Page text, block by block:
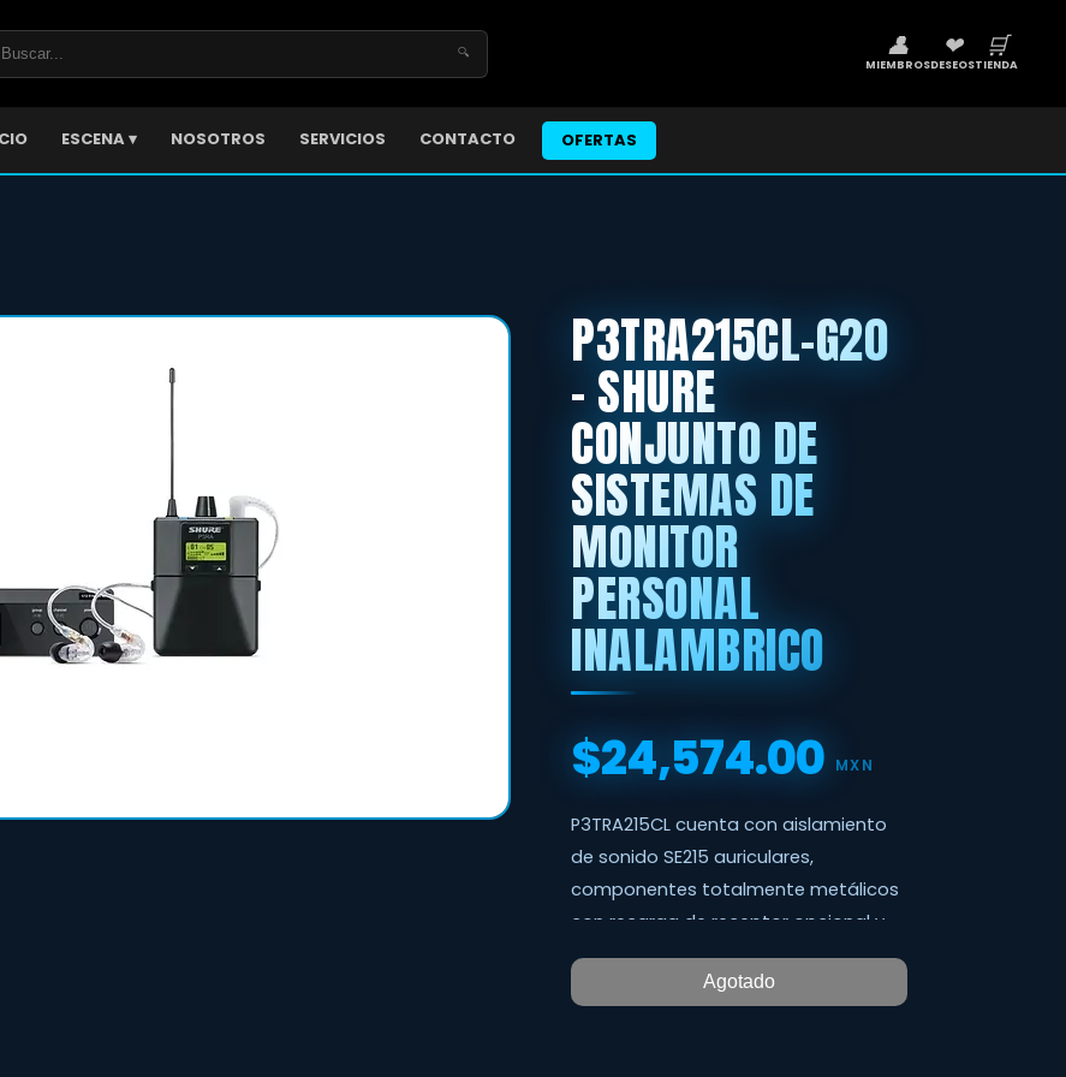
🔍 👤
MIEMBROS
❤
DESEOS
🛒
TIENDA
ESCENA ▾ NOSOTROS SERVICIOS CONTACTO OFERTAS
P3TRA215CL-G20
- SHURE
CONJUNTO DE
SISTEMAS DE
MONITOR
PERSONAL
INALAMBRICO
$24,574.00 MXN
P3TRA215CL cuenta con aislamiento
de sonido SE215 auriculares,
componentes totalmente metálicos
con recarga de receptor opcional y
controles de receptor más
Agotado